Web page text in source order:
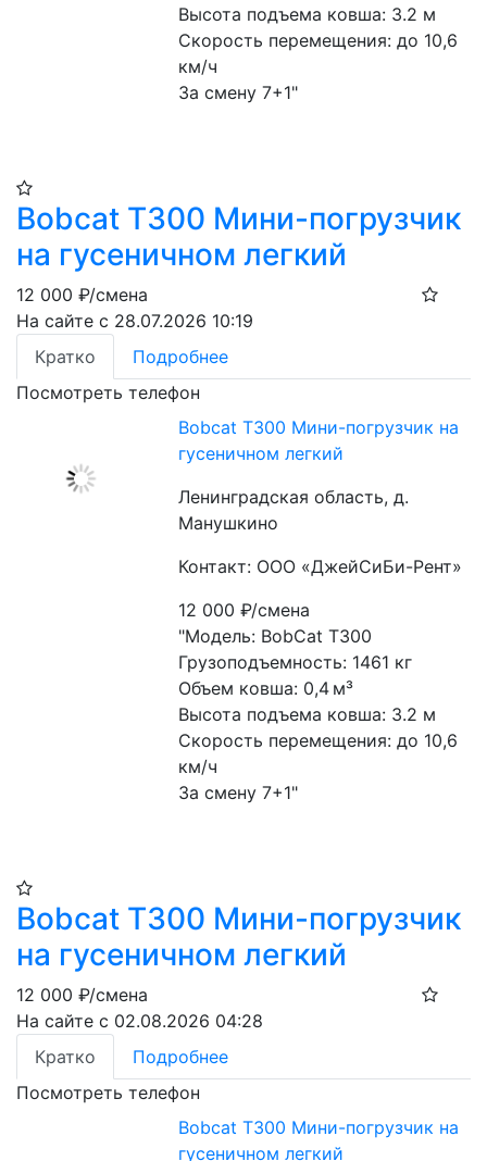
Высота подъема ковша: 3.2 м
Скорость перемещения: до 10,6
км/ч
За смену 7+1"
Bobcat T300 Мини-погрузчик
на гусеничном легкий
12 000 ₽/смена
На сайте с 28.07.2026 10:19
Кратко
Подробнее
Посмотреть телефон
Bobcat T300 Мини-погрузчик на
гусеничном легкий
Ленинградская область, д.
Манушкино
Контакт: ООО «ДжейСиБи-Рент»
12 000₽/смена
"Модель: BobCat T300
Грузоподъемность: 1461 кг
Объем ковша: 0,4 м³
Высота подъема ковша: 3.2 м
Скорость перемещения: до 10,6
км/ч
За смену 7+1"
Bobcat T300 Мини-погрузчик
на гусеничном легкий
12 000 ₽/смена
На сайте с 02.08.2026 04:28
Кратко
Подробнее
Посмотреть телефон
Bobcat T300 Мини-погрузчик на
гусеничном легкий